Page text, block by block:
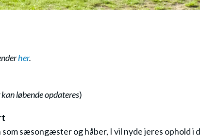
her.
løbende opdateres)
sæsongæster og håber, I vil nyde jeres ophold i